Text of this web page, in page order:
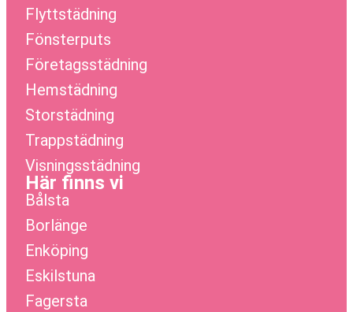
Flyttstädning
Fönsterputs
Företagsstädning
Hemstädning
Storstädning
Trappstädning
Visningsstädning
Här finns vi
Bålsta
Borlänge
Enköping
Eskilstuna
Fagersta